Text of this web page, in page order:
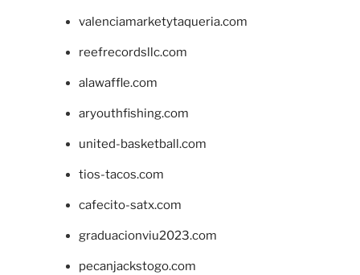
valenciamarketytaqueria.com
reefrecordsllc.com
alawaffle.com
aryouthfishing.com
united-basketball.com
tios-tacos.com
cafecito-satx.com
graduacionviu2023.com
pecanjackstogo.com